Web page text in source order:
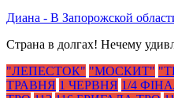
Диана - В Запорожской
Страна в долгах! Нечему
"ЛЕПЕСТОК" "МОСКИТ"
ТРАВНЯ 1 ЧЕРВНЯ 1/4